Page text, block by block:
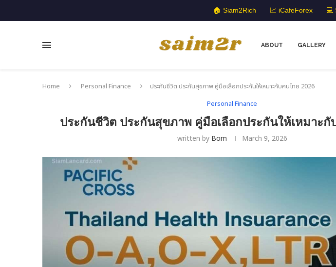
🏠 Siam2Rich 📈 iCafeForex 💻
ABOUT GALLERY
Home Personal Finance
ประกันชีวิต ประกันสุขภาพ คู่มือเลือกประกันให้เหมาะกับคนไทย 2026
Personal Finance
ประกันชีวิต ประกันสุขภาพ คู่มือเลือกประกันให้เหมาะกั
written by Bom March 9, 2026